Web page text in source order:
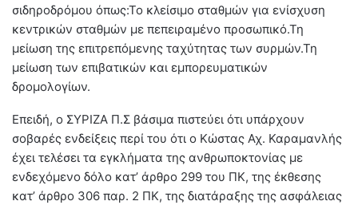
σιδηροδρόμου όπως:Το κλείσιμο σταθμών για ενίσχυση
κεντρικών σταθμών με πεπειραμένο προσωπικό.Τη
μείωση της επιτρεπόμενης ταχύτητας των συρμών.Τη
μείωση των επιβατικών και εμπορευματικών
δρομολογίων.
Επειδή, ο ΣΥΡΙΖΑ Π.Σ βάσιμα πιστεύει ότι υπάρχουν
σοβαρές ενδείξεις περί του ότι ο Κώστας Αχ. Καραμανλής
έχει τελέσει τα εγκλήματα της ανθρωποκτονίας με
ενδεχόμενο δόλο κατ’ άρθρο 299 του ΠΚ, της έκθεσης
κατ’ άρθρο 306 παρ. 2 ΠΚ, της διατάραξης της ασφάλειας